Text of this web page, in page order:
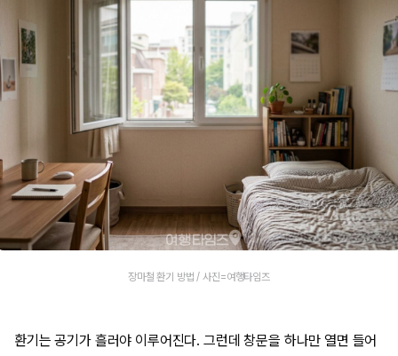
장마철 환기 방법 / 사진=여행타임즈
환기는 공기가 흘러야 이루어진다. 그런데 창문을 하나만 열면 들어